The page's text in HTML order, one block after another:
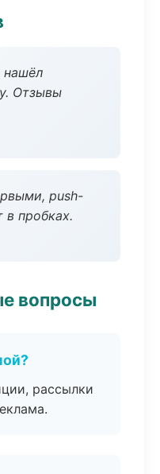
нашёл
Отзывы
push-
в пробках.
вопросы
рассылки